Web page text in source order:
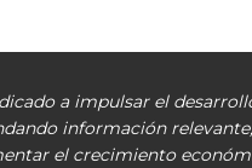
a impulsar el
información
el crecimiento